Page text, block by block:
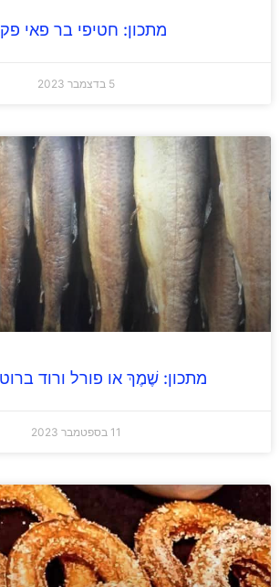
מתכון: חטיפי בר פאי פקאן
מתכון: שֶׁמֶךְ או פורל ורוד ברוטב